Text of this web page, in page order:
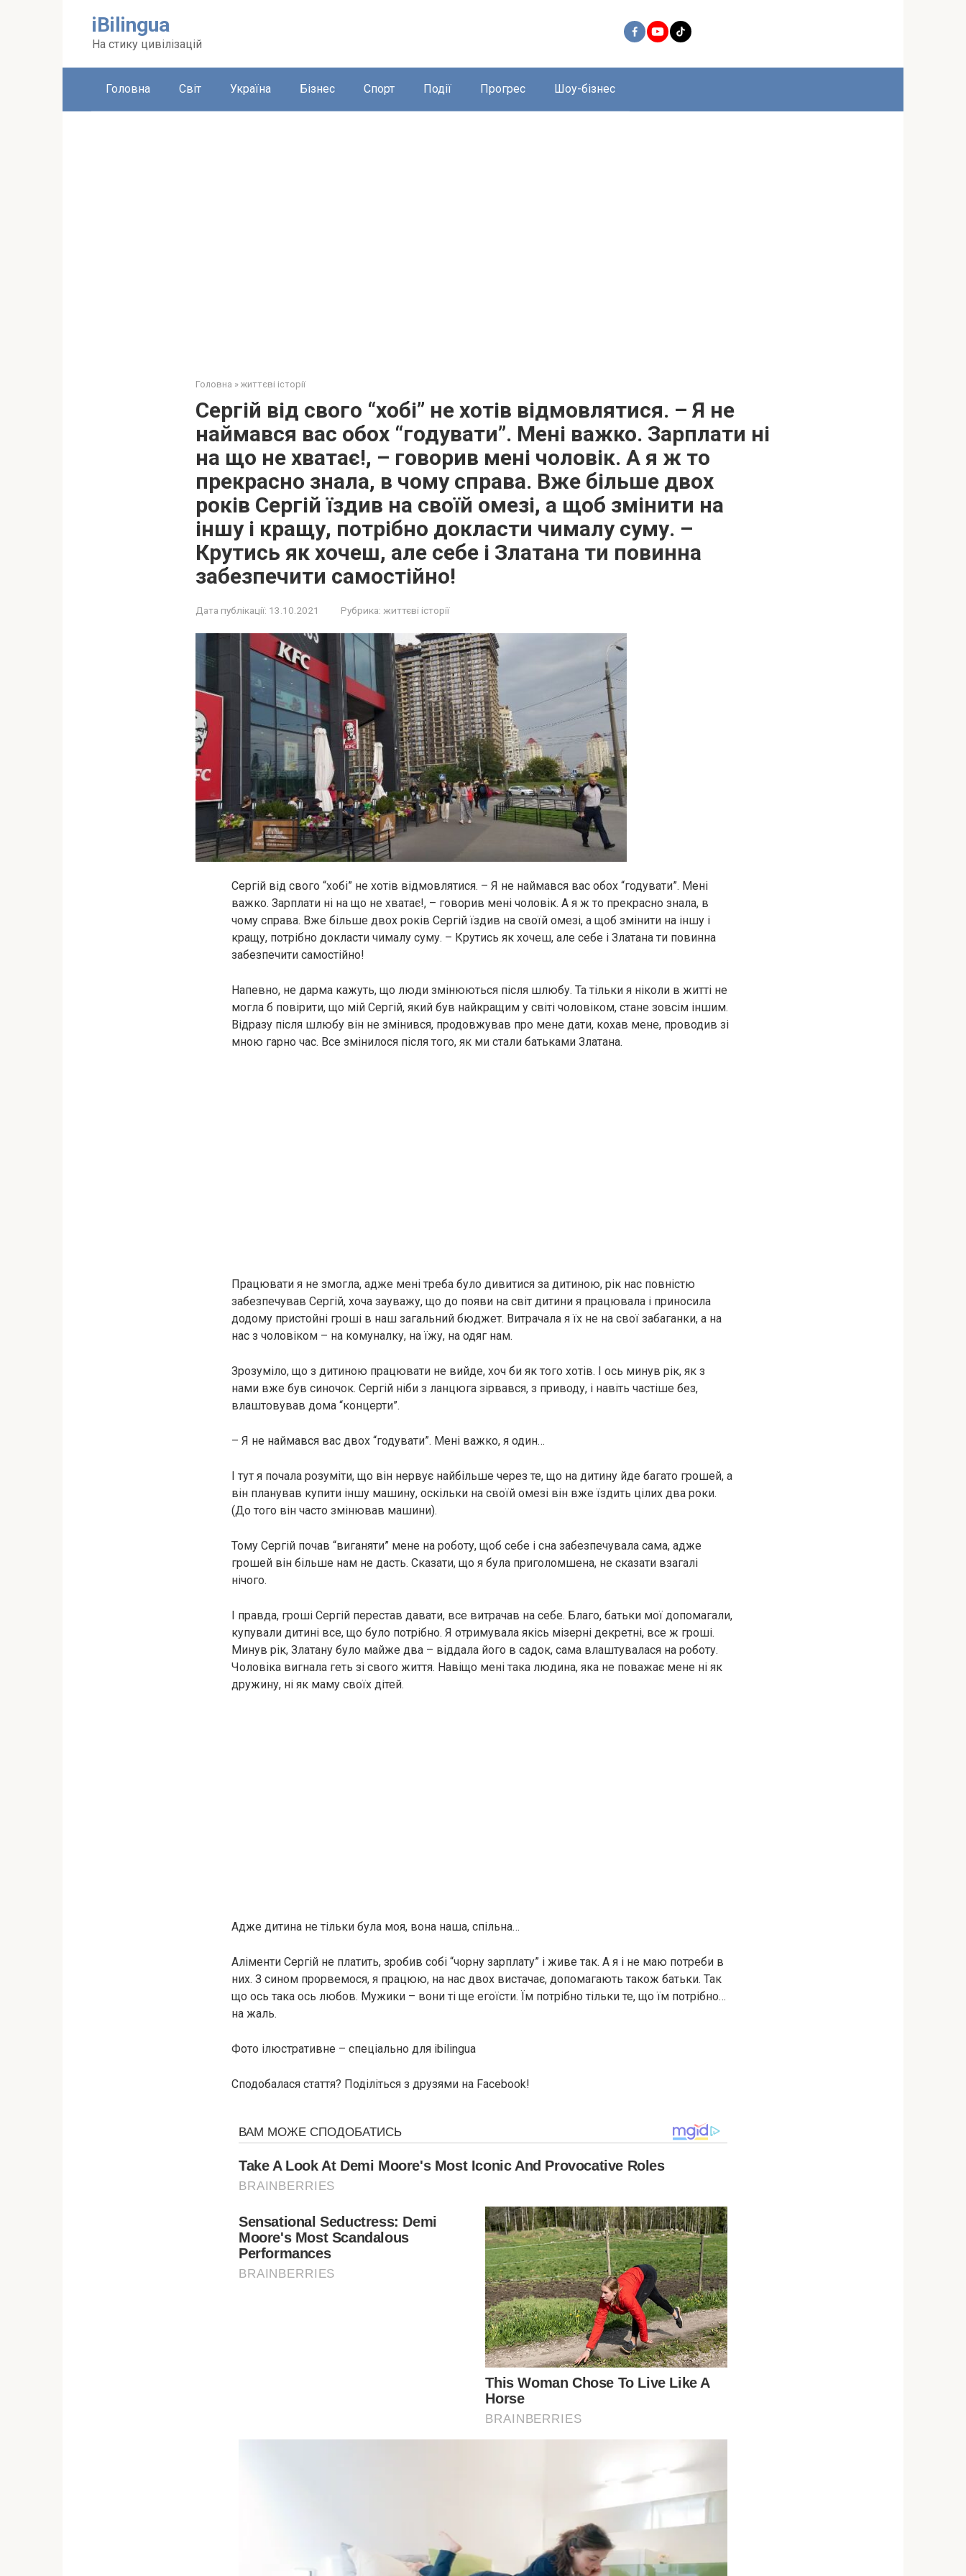
iBilingua
На стику цивілізацій
Головна Світ Україна Бізнес Спорт Події Прогрес Шоу-бізнес
Головна » життєві історії
Сергій від свого “хобі” не хотів відмовлятися. – Я не
наймався вас обох “годувати”. Мені важко. Зарплати ні
на що не хватає!, – говорив мені чоловік. А я ж то
прекрасно знала, в чому справа. Вже більше двох
років Сергій їздив на своїй омезі, а щоб змінити на
іншу і кращу, потрібно докласти чималу суму. –
Крутись як хочеш, але себе і Златана ти повинна
забезпечити самостійно!
Дата публікації: 13.10.2021 Рубрика: життєві історії
Сергій від свого “хобі” не хотів відмовлятися. – Я не наймався вас обох “годувати”. Мені
важко. Зарплати ні на що не хватає!, – говорив мені чоловік. А я ж то прекрасно знала, в
чому справа. Вже більше двох років Сергій їздив на своїй омезі, а щоб змінити на іншу і
кращу, потрібно докласти чималу суму. – Крутись як хочеш, але себе і Златана ти повинна
забезпечити самостійно!
Напевно, не дарма кажуть, що люди змінюються після шлюбу. Та тільки я ніколи в житті не
могла б повірити, що мій Сергій, який був найкращим у світі чоловіком, стане зовсім іншим.
Відразу після шлюбу він не змінився, продовжував про мене дати, кохав мене, проводив зі
мною гарно час. Все змінилося після того, як ми стали батьками Златана.
Працювати я не змогла, адже мені треба було дивитися за дитиною, рік нас повністю
забезпечував Сергій, хоча зауважу, що до появи на світ дитини я працювала і приносила
додому пристойні гроші в наш загальний бюджет. Витрачала я їх не на свої забаганки, а на
нас з чоловіком – на комуналку, на їжу, на одяг нам.
Зрозуміло, що з дитиною працювати не вийде, хоч би як того хотів. І ось минув рік, як з
нами вже був синочок. Сергій ніби з ланцюга зірвався, з приводу, і навіть частіше без,
влаштовував дома “концерти”.
– Я не наймався вас двох “годувати”. Мені важко, я один…
І тут я почала розуміти, що він нервує найбільше через те, що на дитину йде багато грошей, а
він планував купити іншу машину, оскільки на своїй омезі він вже їздить цілих два роки.
(До того він часто змінював машини).
Тому Сергій почав “виганяти” мене на роботу, щоб себе і сна забезпечувала сама, адже
грошей він більше нам не дасть. Сказати, що я була приголомшена, не сказати взагалі
нічого.
І правда, гроші Сергій перестав давати, все витрачав на себе. Благо, батьки мої допомагали,
купували дитині все, що було потрібно. Я отримувала якісь мізерні декретні, все ж гроші.
Минув рік, Златану було майже два – віддала його в садок, сама влаштувалася на роботу.
Чоловіка вигнала геть зі свого життя. Навіщо мені така людина, яка не поважає мене ні як
дружину, ні як маму своїх дітей.
Адже дитина не тільки була моя, вона наша, спільна…
Аліменти Сергій не платить, зробив собі “чорну зарплату” і живе так. А я і не маю потреби в
них. З сином прорвемося, я працюю, на нас двох вистачає, допомагають також батьки. Так
що ось така ось любов. Мужики – вони ті ще егоїсти. Їм потрібно тільки те, що їм потрібно…
на жаль.
Фото ілюстративне – спеціально для ibilingua
Сподобалася стаття? Поділіться з друзями на Facebook!